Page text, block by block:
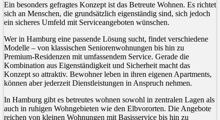
Ein besonders gefragtes Konzept ist das Betreute Wohnen. Es richtet
sich an Menschen, die grundsätzlich eigenständig sind, sich jedoch
ein sicheres Umfeld mit Serviceangeboten wünschen.
Wer in Hamburg eine passende Lösung sucht, findet verschiedene
Modelle – von klassischen Seniorenwohnungen bis hin zu
Premium-Residenzen mit umfassendem Service. Gerade die
Kombination aus Eigenständigkeit und Sicherheit macht das
Konzept so attraktiv. Bewohner leben in ihren eigenen Apartments,
können aber jederzeit Dienstleistungen in Anspruch nehmen.
In Hamburg gibt es betreutes wohnen sowohl in zentralen Lagen als
auch in ruhigen Wohngebieten wie den Elbvororten. Die Angebote
reichen von kleinen Wohnungen mit Basisservice bis hin zu